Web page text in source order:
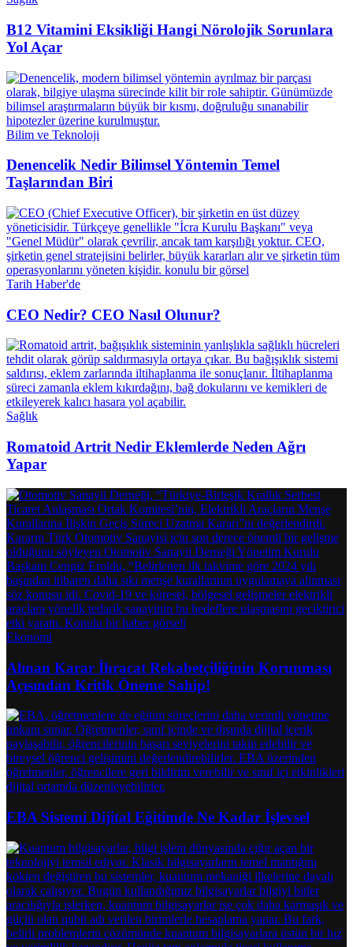
B12 Vitamini Eksikliği Hangi Nörolojik Sorunlara
Yol Açar
Bilim ve Teknoloji
Denencelik Nedir Bilimsel Yöntemin Temel
Taşlarından Biri
Tarih Haber'de
CEO Nedir? CEO Nasıl Olunur?
Sağlık
Romatoid Artrit Nedir Eklemlerde Neden Ağrı
Yapar
Ekonomi
Alınan Karar İhracat Rekabetçiliğinin Korunması
Açısından Kritik Öneme Sahip!
EBA Sistemi Dijital Eğitimde Ne Kadar İşlevsel